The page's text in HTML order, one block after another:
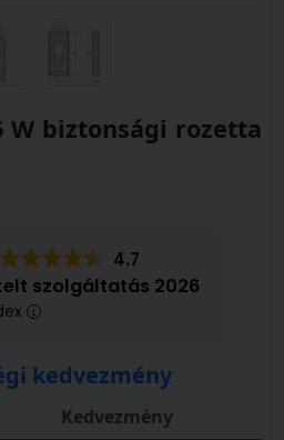
W biztonsági rozetta
4.7
szolgáltatás 2026
kedvezmény
Kedvezmény